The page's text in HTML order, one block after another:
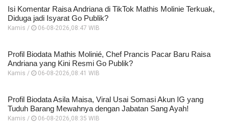
Isi Komentar Raisa Andriana di TikTok Mathis Molinie Terkuak,
Diduga jadi Isyarat Go Publik?
Kamis / 06-08-2026,08:47 WIB
Profil Biodata Mathis Molinié, Chef Prancis Pacar Baru Raisa
Andriana yang Kini Resmi Go Publik?
Kamis / 06-08-2026,08:41 WIB
Profil Biodata Asila Maisa, Viral Usai Somasi Akun IG yang
Tuduh Barang Mewahnya dengan Jabatan Sang Ayah!
Kamis / 06-08-2026,08:35 WIB